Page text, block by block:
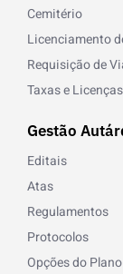
Cemitério
Licenciamento
Requisição de
Taxas e Licenças
Gestão
Editais
Atas
Regulamentos
Protocolos
Opções do